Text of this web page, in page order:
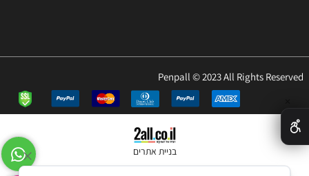
Penpall © 2023 All Rights Reserved
בניית אתרים